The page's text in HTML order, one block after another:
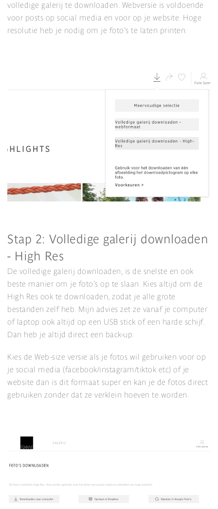
volledige galerij te downloaden. Webversie is voldoende
voor posts op social media en voor op je website. Hoge
resolutie heb je nodig om je foto’s te laten printen.
Stap 2: Volledige galerij downloaden
- High Res
De volledige galerij downloaden, is de snelste en ook
beste manier om je foto’s op te slaan. Kies altijd om de
High Res ook te downloaden, zodat je alle grote
bestanden zelf heb. Mijn advies zet ze vanaf je computer
of laptop ook altijd op een USB stick of een harde schijf.
Dan heb je altijd direct een back-up.
Kies de Web-size versie als je fotos wil gebruiken voor op
je social media (facebook/instagram/tiktok etc) of je
website dan is dit formaat super en kan je de fotos direct
gebruiken zonder dat ze verklein hoeven te worden.